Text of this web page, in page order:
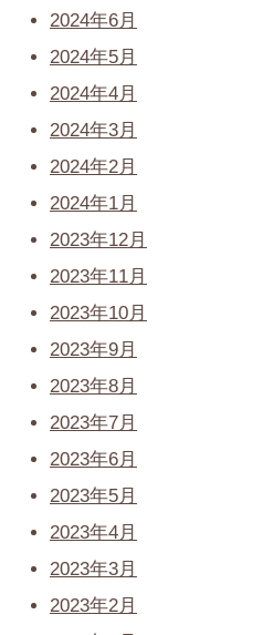
2024年6月
2024年5月
2024年4月
2024年3月
2024年2月
2024年1月
2023年12月
2023年11月
2023年10月
2023年9月
2023年8月
2023年7月
2023年6月
2023年5月
2023年4月
2023年3月
2023年2月